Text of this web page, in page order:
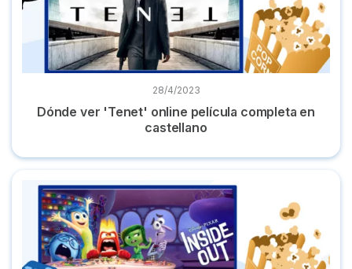
28/4/2023
Dónde ver 'Tenet' online película completa en
castellano
Dónde ver ‘Inside out' ('Del revés') online al completo